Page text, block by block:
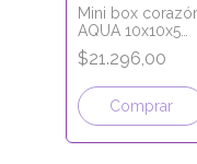
Mini box
AQUA 10x10x5
cm
$21.296,00
Comprar